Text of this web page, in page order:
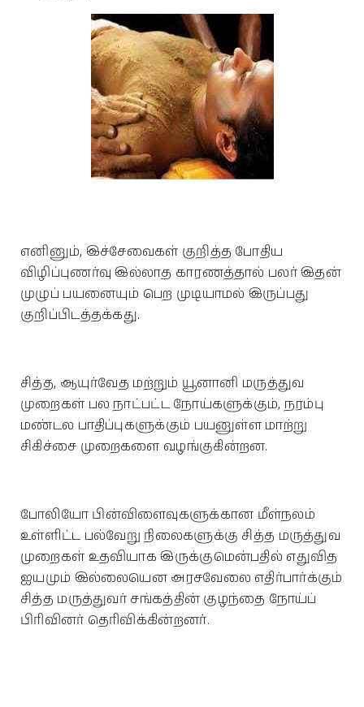
எனினும், இச்சேவைகள் குறித்த போதிய
விழிப்புணர்வு இல்லாத காரணத்தால் பலர் இதன்
முழுப் பயனையும் பெற முடியாமல் இருப்பது
குறிப்பிடத்தக்கது.
சித்த, ஆயுர்வேத மற்றும் யூனானி மருத்துவ
முறைகள் பல நாட்பட்ட நோய்களுக்கும், நரம்பு
மண்டல பாதிப்புகளுக்கும் பயனுள்ள மாற்று
சிகிச்சை முறைகளை வழங்குகின்றன.
போலியோ பின்விளைவுகளுக்கான மீள்நலம்
உள்ளிட்ட பல்வேறு நிலைகளுக்கு சித்த மருத்துவ
முறைகள் உதவியாக இருக்குமென்பதில் எதுவித
ஐயமும் இல்லையென அரசவேலை எதிர்பார்க்கும்
சித்த மருத்துவர் சங்கத்தின் குழந்தை நோய்ப்
பிரிவினர் தெரிவிக்கின்றனர்.